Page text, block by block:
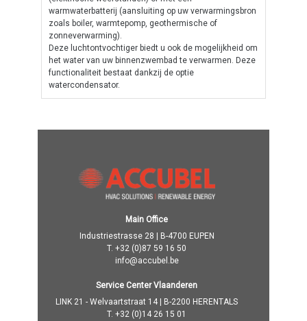
warmwaterbatterij (aansluiting op uw verwarmingsbron
zoals boiler, warmtepomp, geothermische of
zonneverwarming).
Deze luchtontvochtiger biedt u ook de mogelijkheid om
het water van uw binnenzwembad te verwarmen. Deze
functionaliteit bestaat dankzij de optie
watercondensator.
Main Office
Industriestrasse 28 | B-4700 EUPEN
T. +32 (0)87 59 16 50
info@accubel.be
Service Center Vlaanderen
LINK 21 - Welvaartstraat 14 | B-2200 HERENTALS
T. +32 (0)14 26 15 01